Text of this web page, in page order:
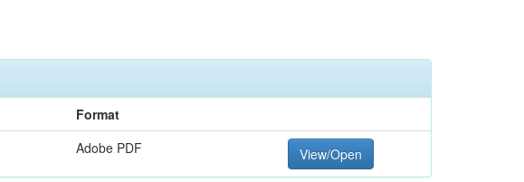
Format
Adobe PDF View/Open